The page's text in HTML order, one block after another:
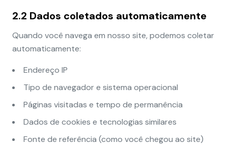
2.2 Dados coletados automaticamente
Quando você navega em nosso site, podemos coletar
automaticamente:
Endereço IP
Tipo de navegador e sistema operacional
Páginas visitadas e tempo de permanência
Dados de cookies e tecnologias similares
Fonte de referência (como você chegou ao site)